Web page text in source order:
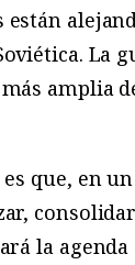
están
La
amplia
que, en
la